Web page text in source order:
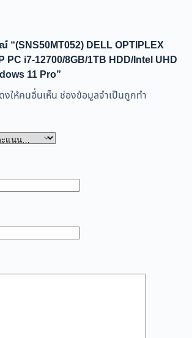
“(SNS50MT052) DELL OPTIPLEX
PC i7-12700/8GB/1TB HDD/Intel UHD
11 Pro”
งให้คนอื่นเห็น ช่องข้อมูลจำเป็นถูกทำ